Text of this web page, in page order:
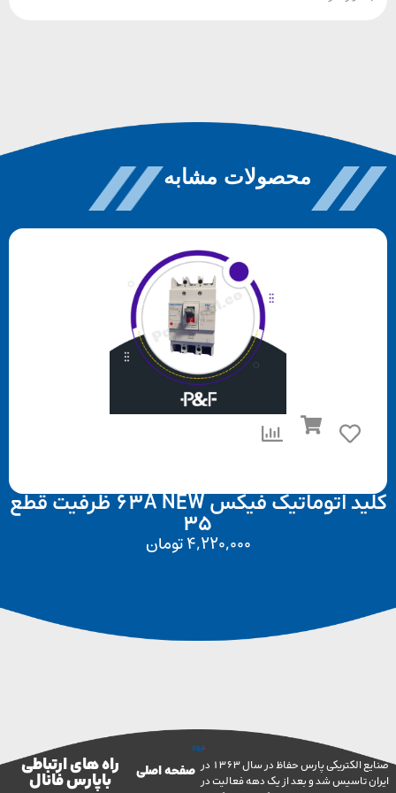
محصولات مشابه
کلید اتوماتیک فیکس 63A NEW ظرفیت قطع
4,220,000تومان
صنایع الکتریکی پارس حفاظ در سال 1363 در
شد و بعد از یک دهه فعالیت در
صفحه اصلی راه های ارتباطی
با پارس فانال